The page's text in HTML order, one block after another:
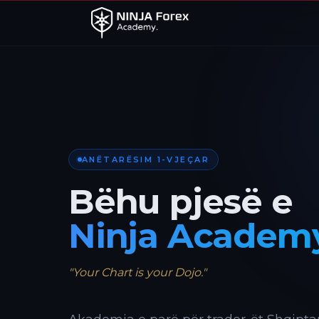
ANËTARËSIM 1-VJEÇAR
Bëhu pjesë e
Ninja
"Your Chart is your Dojo."